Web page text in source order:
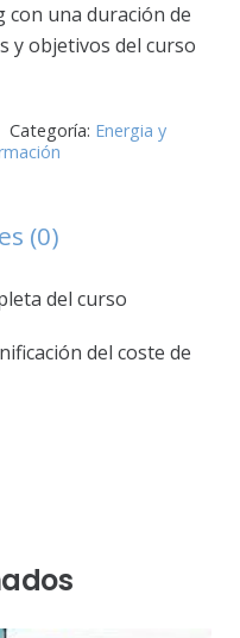
con una duración de
y objetivos del curso
Categoría: Energia y
(0)
del curso
del coste de